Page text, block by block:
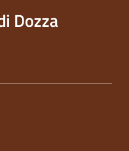
Dozza